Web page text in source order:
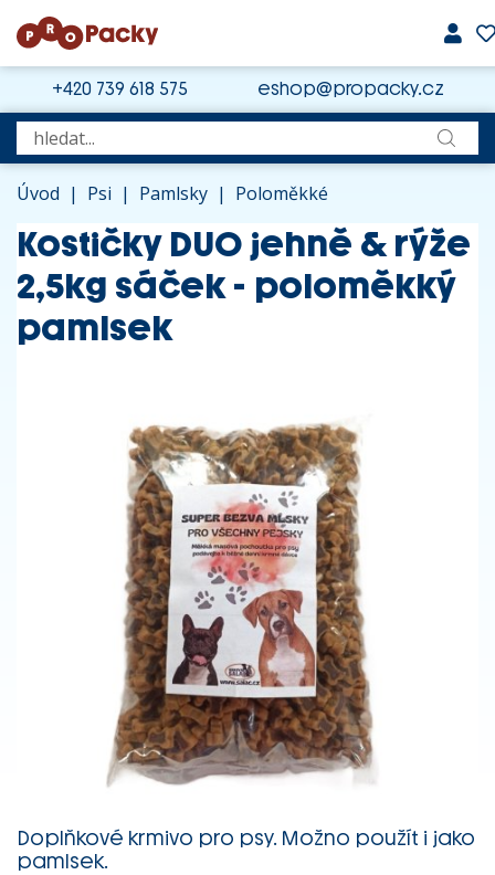
+420 739 618 575 eshop@propacky.cz
Úvod | Psi | Pamlsky | Poloměkké
Kostičky DUO jehně & rýže
2,5kg sáček - poloměkký
pamlsek
Doplňkové krmivo pro psy. Možno použít i jako
pamlsek.